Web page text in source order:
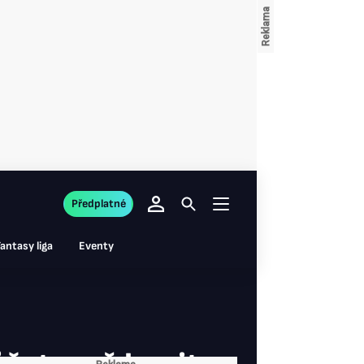
liga Eventy
Předplatné